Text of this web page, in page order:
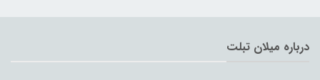
درباره میلان تبلت